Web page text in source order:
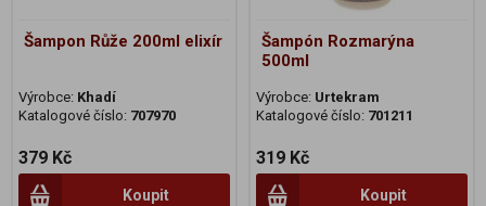
Šampon Růže 200ml elixír
Výrobce: Khadí
Katalogové číslo: 707970
379 Kč
Koupit
Šampón Rozmarýna
500ml
Výrobce: Urtekram
Katalogové číslo: 701211
319 Kč
Koupit